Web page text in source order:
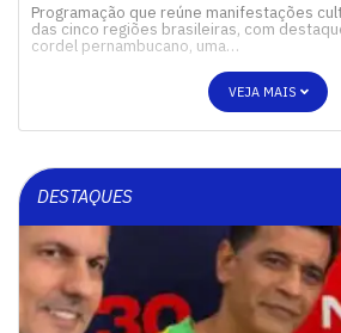
Programação que reúne manifestações
das cinco regiões brasileiras, com
cordel pernambucano, uma…
VEJA MAIS
DESTAQUES